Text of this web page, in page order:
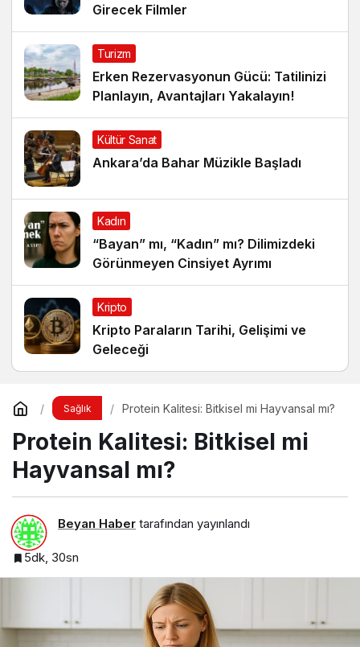
Girecek Filmler
Turizm
Erken Rezervasyonun Gücü: Tatilinizi
Planlayın, Avantajları Yakalayın!
Kültür Sanat
Ankara’da Bahar Müzikle Başladı
Kadın
“Bayan” mı, “Kadın” mı? Dilimizdeki
Görünmeyen Cinsiyet Ayrımı
Kripto
Kripto Paraların Tarihi, Gelişimi ve
Geleceği
Sağlık Protein Kalitesi: Bitkisel mi Hayvansal mı?
Protein Kalitesi: Bitkisel mi
Hayvansal mı?
Beyan Haber tarafından yayınlandı
5dk, 30sn